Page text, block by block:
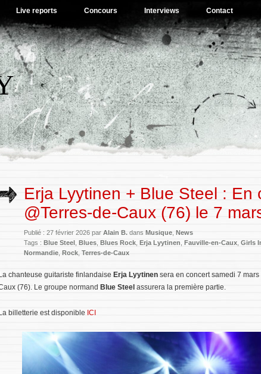
Live reports Concours Interviews Contact
Erja Lyytinen + Blue Steel : En
@Terres-de-Caux (76) le 7
Publié : 27 février 2026 par Alain B. dans Musique News
Tags : Blue Steel Blues Blues Rock Erja Lyytinen Fauville-en-Caux Girls
Normandie Rock Terres-de-Caux
La chanteuse guitariste finlandaise Erja Lyytinen sera en concert samedi 7
(76). Le groupe normand Blue Steel assurera la première partie.
billetterie est disponible ICI